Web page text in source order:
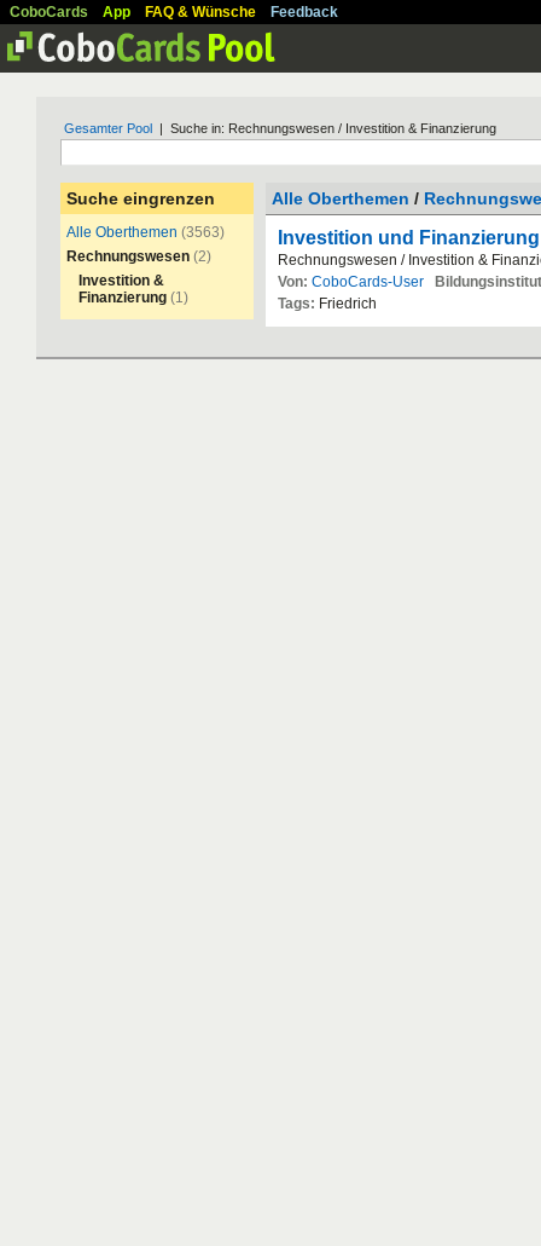
CoboCards App FAQ & Wünsche Feedback
Gesamter Pool | Suche in: Rechnungswesen / Investition & Finanzierung
Suche eingrenzen
Alle Oberthemen (3563)
Rechnungswesen (2)
Investition &
Finanzierung (1)
Alle Oberthemen /
Investition und Finanzierung
Rechnungswesen / Investition &
Von: CoboCards-User
Tags: Friedrich